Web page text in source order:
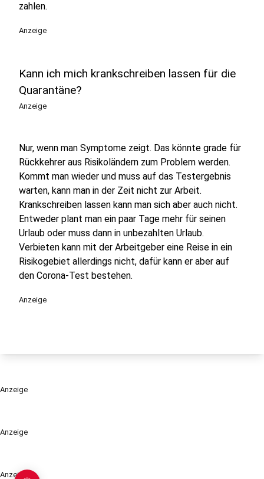
Anzeige
Anzeige
zahlen.
Anzeige
Kann ich mich krankschreiben lassen für die
Quarantäne?
Anzeige
Nur, wenn man Symptome zeigt. Das könnte grade für
Rückkehrer aus Risikoländern zum Problem werden.
Kommt man wieder und muss auf das Testergebnis
warten, kann man in der Zeit nicht zur Arbeit.
Krankschreiben lassen kann man sich aber auch nicht.
Entweder plant man ein paar Tage mehr für seinen
Urlaub oder muss dann in unbezahlten Urlaub.
Verbieten kann mit der Arbeitgeber eine Reise in ein
Risikogebiet allerdings nicht, dafür kann er aber auf
den Corona-Test bestehen.
Anzeige
Anzeige